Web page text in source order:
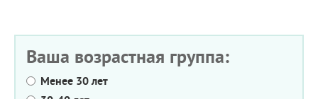
Ваша возрастная группа:
Менее 30 лет